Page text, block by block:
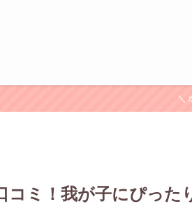
＼
コミ！我が子にぴった